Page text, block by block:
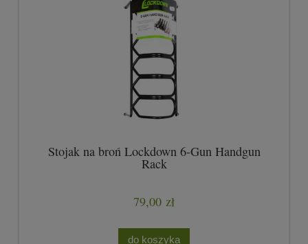
Stojak na broń Lockdown 6-Gun Handgun
Rack
79,00 zł
do koszyka